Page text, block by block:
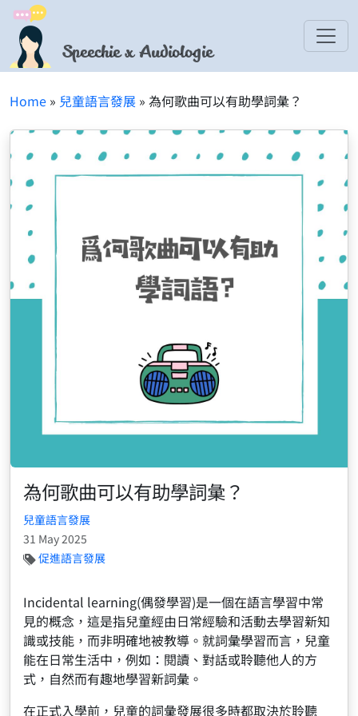
Speechie x Audiologie
Home » 兒童語言發展 » 為何歌曲可以有助學詞𢑥？
為何歌曲可以有助學詞𢑥？
兒童語言發展
31 May 2025
促進語言發展
Incidental learning(偶發學習)是一個在語言學習中常
見的概念，這是指兒童經由日常經驗和活動去學習新知
識或技能，而非明確地被教導。就詞彙學習而言，兒童
能在日常生活中，例如：閱讀、對話或聆聽他人的方
式，自然而有趣地學習新詞彙。
在正式入學前，兒童的詞彙發展很多時都取決於聆聽